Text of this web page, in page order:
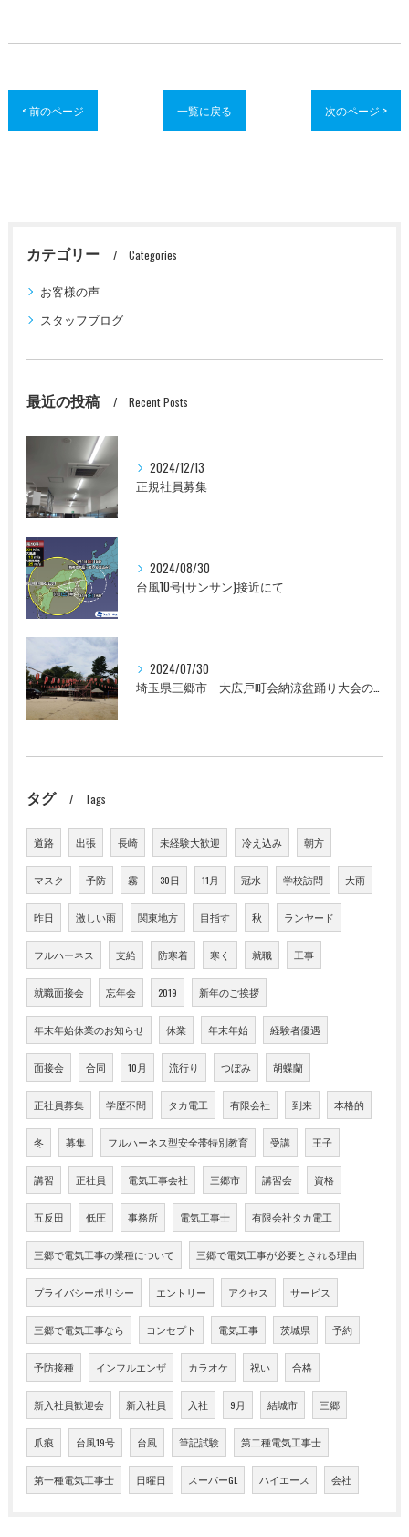
< 前のページ 一覧に戻る 次のページ >
カテゴリー Categories
お客様の声
スタッフブログ
最近の投稿 Recent Posts
2024/12/13
正規社員募集
2024/08/30
台風10号(サンサン)接近にて
2024/07/30
埼玉県三郷市 大広戸町会納涼盆踊り大会のお知らせ 2024
タグ Tags
道路 出張 長崎 未経験大歓迎 冷え込み 朝方
マスク 予防 霧 30日 11月 冠水 学校訪問 大雨
昨日 激しい雨 関東地方 目指す 秋 ランヤード
フルハーネス 支給 防寒着 寒く 就職 工事
就職面接会 忘年会 2019 新年のご挨拶
年末年始休業のお知らせ 休業 年末年始 経験者優遇
面接会 合同 10月 流行り つぼみ 胡蝶蘭
正社員募集 学歴不問 タカ電工 有限会社 到来 本格的
冬 募集 フルハーネス型安全帯特別教育 受講 王子
講習 正社員 電気工事会社 三郷市 講習会 資格
五反田 低圧 事務所 電気工事士 有限会社タカ電工
三郷で電気工事の業種について 三郷で電気工事が必要とされる理由
プライバシーポリシー エントリー アクセス サービス
三郷で電気工事なら コンセプト 電気工事 茨城県 予約
予防接種 インフルエンザ カラオケ 祝い 合格
新入社員歓迎会 新入社員 入社 9月 結城市 三郷
爪痕 台風19号 台風 筆記試験 第二種電気工事士
第一種電気工事士 日曜日 スーパーGL ハイエース 会社